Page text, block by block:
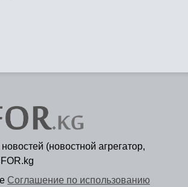
(новостной агрегатор,
Соглашение по использованию